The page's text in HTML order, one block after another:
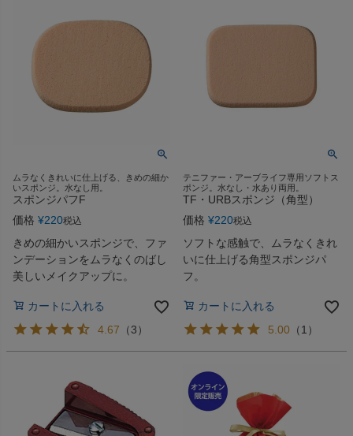
ムラなくきれいに仕上げる、きめの細か
いスポンジ。水なし用。
スポンジパフF
価格 ¥220税込
きめの細かいスポンジで、ファ
ンデーションをムラなくのばし
美しいメイクアップに。
カートに入れる
4.67 （3）
テニファー・アーブライフ専用ソフトス
ポンジ。水なし・水あり両用。
TF・URBスポンジ（角型）
価格 ¥220税込
ソフトな感触で、ムラなくきれ
いに仕上げる角型スポンジパ
フ。
カートに入れる
5.00 （1 ）